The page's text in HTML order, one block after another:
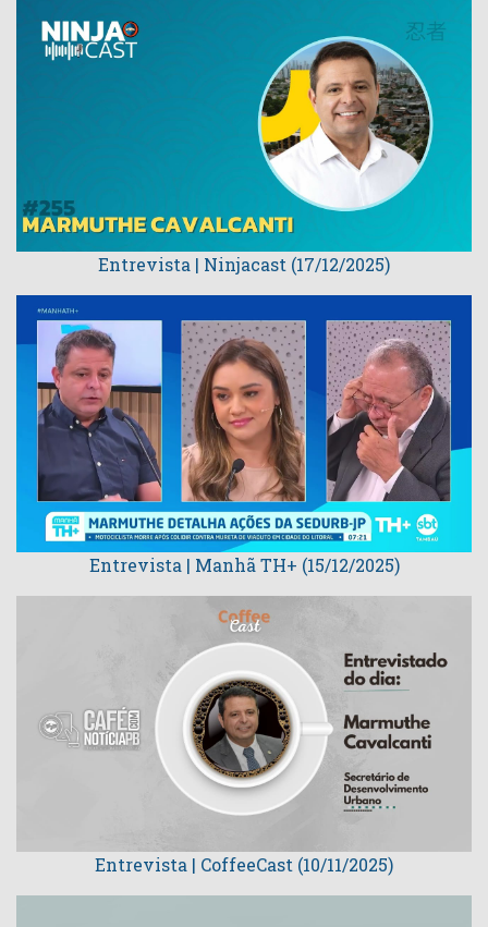
Entrevista | Ninjacast (17/12/2025)
Entrevista | Manhã TH+ (15/12/2025)
Entrevista | CoffeeCast (10/11/2025)